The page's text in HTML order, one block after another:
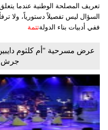
تعريف المصلحة الوطنية عندما يتعلق
السؤال ليس تفصيلاً دستورياً، ولا
ففي أدبيات بناء الدولةتتمة
عرض مسرحية "أم كلثوم
جرش